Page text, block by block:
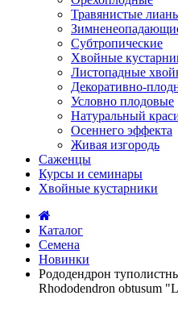
Травянистые
Субтропические
Хвойные
Листопадные
Декоративно-
Условно плодовые
Натуральный
Осеннего эффекта
Живая изгородь
Саженцы
Курсы и семинары
Хвойные кустарники
Каталог
Семена
Новинки
Рододендрон
Rhododendron obtusum